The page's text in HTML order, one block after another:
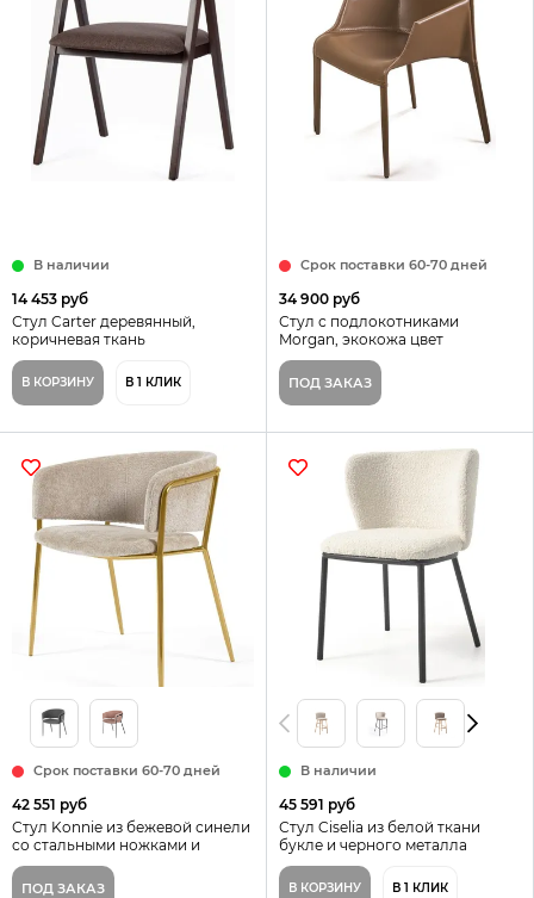
В наличии
14 453 руб
Стул Carter деревянный,
коричневая ткань
В КОРЗИНУ В 1 КЛИК
Срок поставки 60-70 дней
34 900 руб
Стул с подлокотниками
Morgan, экокожа цвет
коричневый
ПОД ЗАКАЗ
Срок поставки 60-70 дней
42 551 руб
Стул Konnie из бежевой синели
со стальными ножками и
золотой отделкой La Forma
Испания
ПОД ЗАКАЗ
В наличии
45 591 руб
Стул Ciselia из белой ткани
букле и черного металла
Испания La Forma
В КОРЗИНУ В 1 КЛИК